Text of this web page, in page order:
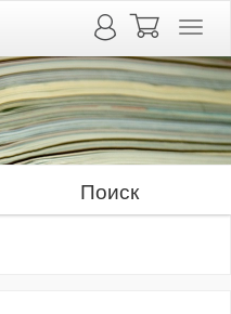
Поиск